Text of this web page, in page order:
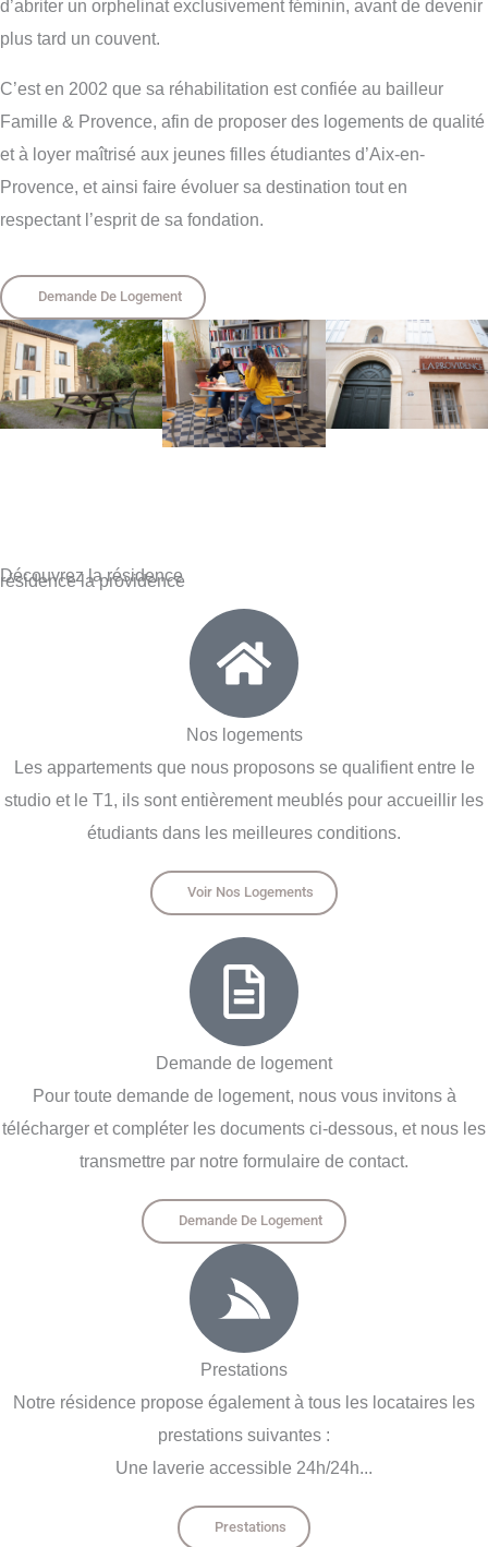
d’abriter un orphelinat exclusivement féminin, avant de devenir
plus tard un couvent.
C’est en 2002 que sa réhabilitation est confiée au bailleur
Famille & Provence, afin de proposer des logements de qualité
et à loyer maîtrisé aux jeunes filles étudiantes d’Aix-en-
Provence, et ainsi faire évoluer sa destination tout en
respectant l’esprit de sa fondation.
Demande De Logement
résidence la providence
Découvrez la résidence
Nos logements
Les appartements que nous proposons se qualifient entre le
studio et le T1, ils sont entièrement meublés pour accueillir les
étudiants dans les meilleures conditions.
Voir Nos Logements
Demande de logement
Pour toute demande de logement, nous vous invitons à
télécharger et compléter les documents ci-dessous, et nous les
transmettre par notre formulaire de contact.
Demande De Logement
Prestations
Notre résidence propose également à tous les locataires les
prestations suivantes :
Une laverie accessible 24h/24h...
Prestations